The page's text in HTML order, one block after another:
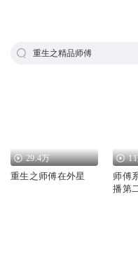
重生之精品师傅
29.4万
重生之师傅在外星
师傅
播第